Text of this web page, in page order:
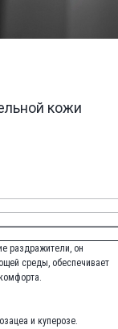
кожи
раздражители, он
среды, обеспечивает
и куперозе.